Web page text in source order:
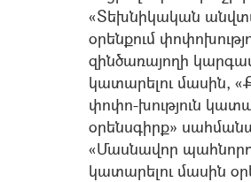
«Տեխնիկական
օրենքում
զինծառայողի
կատարելու մասին,
փոփո-խություն
օրենսգիրք»
«Մասնավոր
կատարելու մասին